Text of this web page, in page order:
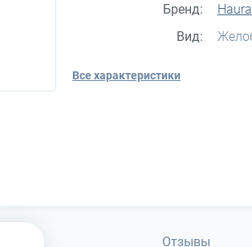
Бренд:
Вид:
Все характеристики
Отзывы